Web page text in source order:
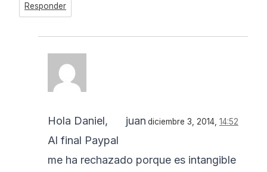
Responder
juan diciembre 3, 2014, 14:52
Hola Daniel,
Al final Paypal
me ha rechazado porque es intangible